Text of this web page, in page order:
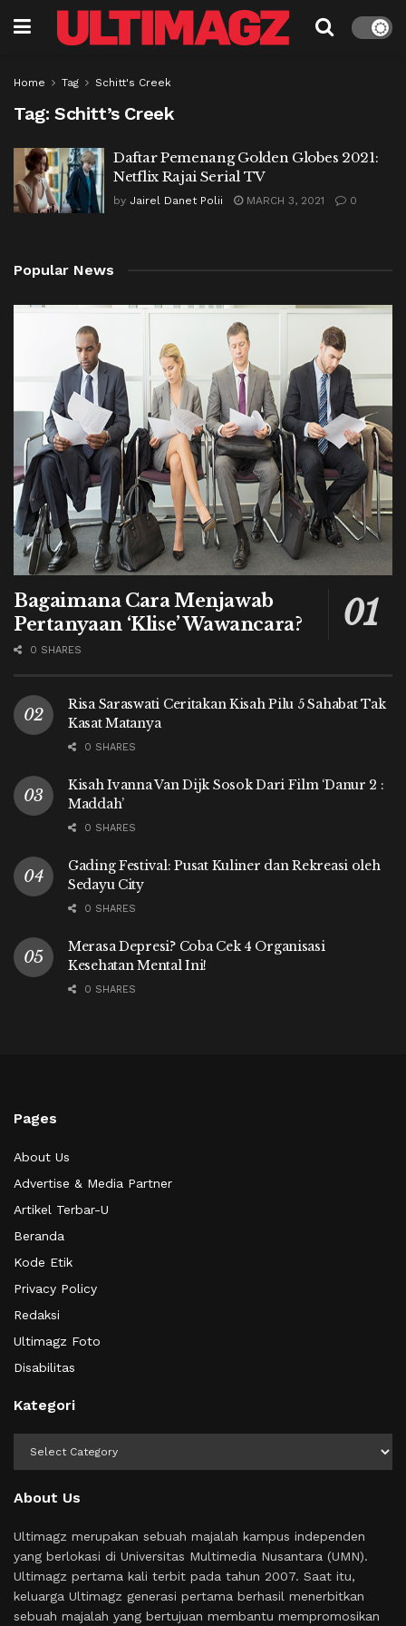
Home Tag Schitt's Creek
Tag: Schitt’s Creek
Daftar Pemenang Golden Globes 2021:
Netflix Rajai Serial TV
by Jairel Danet Polii MARCH 3, 2021 0
Popular News
Bagaimana Cara Menjawab
Pertanyaan ‘Klise’ Wawancara?
0 SHARES
Risa Saraswati Ceritakan Kisah Pilu 5 Sahabat Tak
Kasat Matanya
0 SHARES
Kisah Ivanna Van Dijk Sosok Dari Film ‘Danur 2 :
Maddah’
0 SHARES
Gading Festival: Pusat Kuliner dan Rekreasi oleh
Sedayu City
0 SHARES
Merasa Depresi? Coba Cek 4 Organisasi
Kesehatan Mental Ini!
0 SHARES
Pages
About Us
Advertise & Media Partner
Artikel Terbar-U
Beranda
Kode Etik
Privacy Policy
Redaksi
Ultimagz Foto
Disabilitas
Kategori
About Us
Ultimagz merupakan sebuah majalah kampus independen
yang berlokasi di Universitas Multimedia Nusantara (UMN).
Ultimagz pertama kali terbit pada tahun 2007. Saat itu,
keluarga Ultimagz generasi pertama berhasil menerbitkan
sebuah majalah yang bertujuan membantu mempromosikan